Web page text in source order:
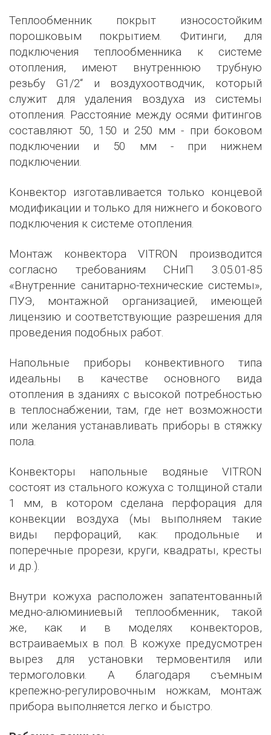
Теплообменник покрыт износостойким
порошковым покрытием. Фитинги, для
подключения теплообменника к системе
отопления, имеют внутреннюю трубную
резьбу G1/2‘‘ и воздухоотводчик, который
служит для удаления воздуха из системы
отопления. Расстояние между осями фитингов
составляют 50, 150 и 250 мм - при боковом
подключении и 50 мм - при нижнем
подключении.
Конвектор изготавливается только концевой
модификации и только для нижнего и бокового
подключения к системе отопления.
Монтаж конвектора VITRON производится
согласно требованиям СНиП 3.05.01-85
«Внутренние санитарно-технические системы»,
ПУЭ, монтажной организацией, имеющей
лицензию и соответствующие разрешения для
проведения подобных работ.
Напольные приборы конвективного типа
идеальны в качестве основного вида
отопления в зданиях с высокой потребностью
в теплоснабжении, там, где нет возможности
или желания устанавливать приборы в стяжку
пола.
Конвекторы напольные водяные VITRON
состоят из стального кожуха с толщиной стали
1 мм, в котором сделана перфорация для
конвекции воздуха (мы выполняем такие
виды перфораций, как: продольные и
поперечные прорези, круги, квадраты, кресты
и др.).
Внутри кожуха расположен запатентованный
медно-алюминиевый теплообменник, такой
же, как и в моделях конвекторов,
встраиваемых в пол. В кожухе предусмотрен
вырез для установки термовентиля или
термоголовки. А благодаря съемным
крепежно-регулировочным ножкам, монтаж
прибора выполняется легко и быстро.